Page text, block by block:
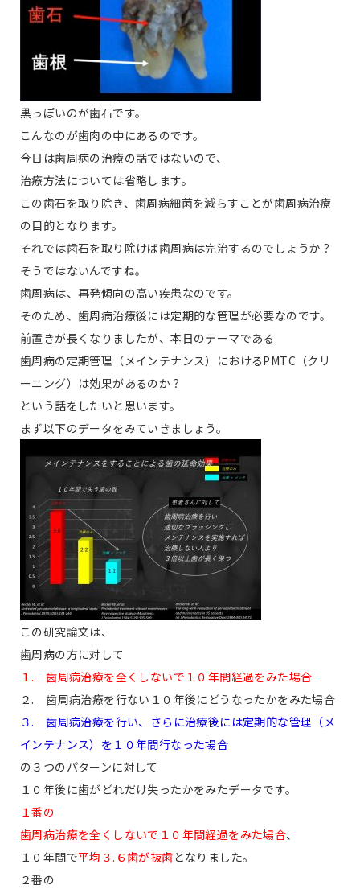
黒っぽいのが歯石です。
こんなのが歯肉の中にあるのです。
今日は歯周病の治療の話ではないので、
治療方法については省略します。
この歯石を取り除き、歯周病細菌を減らすことが歯周病治療
の目的となります。
それでは歯石を取り除けば歯周病は完治するのでしょうか？
そうではないんですね。
歯周病は、再発傾向の高い疾患なのです。
そのため、歯周病治療後には定期的な管理が必要なのです。
前置きが長くなりましたが、本日のテーマである
歯周病の定期管理（メインテナンス）におけるPMTC（クリ
ーニング）は効果があるのか？
という話をしたいと思います。
まず以下のデータをみていきましょう。
この研究論文は、
歯周病の方に対して
１. 歯周病治療を全くしないで１０年間経過をみた場合
２. 歯周病治療を行ない１０年後にどうなったかをみた場合
３. 歯周病治療を行い、さらに治療後には定期的な管理（メ
インテナンス）を１０年間行なった場合
の３つのパターンに対して
１０年後に歯がどれだけ失ったかをみたデータです。
１番の
歯周病治療を全くしないで１０年間経過をみた場合、
１０年間で平均３.６歯が抜歯となりました。
２番の